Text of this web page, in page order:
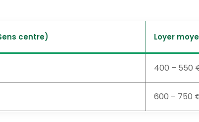
centre) Loyer
400 – 550
600 – 750